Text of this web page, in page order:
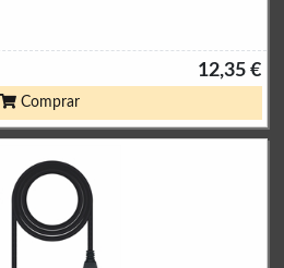
12,35 €
Comprar